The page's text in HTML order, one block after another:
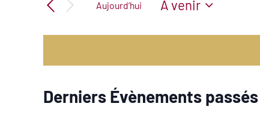
vues
Évènements
Aujourd’hui
À venir
une
Derniers Évènements passés